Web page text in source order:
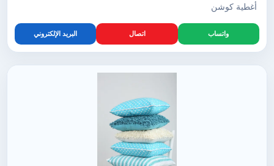
أغطية كوشن
واتساب اتصال البريد الإلكتروني